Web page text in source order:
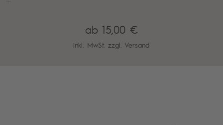
ab 15,00 €
inkl. MwSt. zzgl. Versand